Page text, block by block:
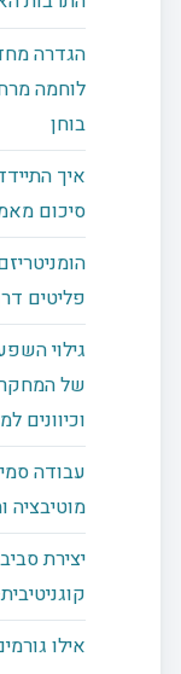
הגדרה
בוחן
איך
סיכום
פליטים
גילוי
של המחקר
וכיוונים
עבודה
יצירת
אילו